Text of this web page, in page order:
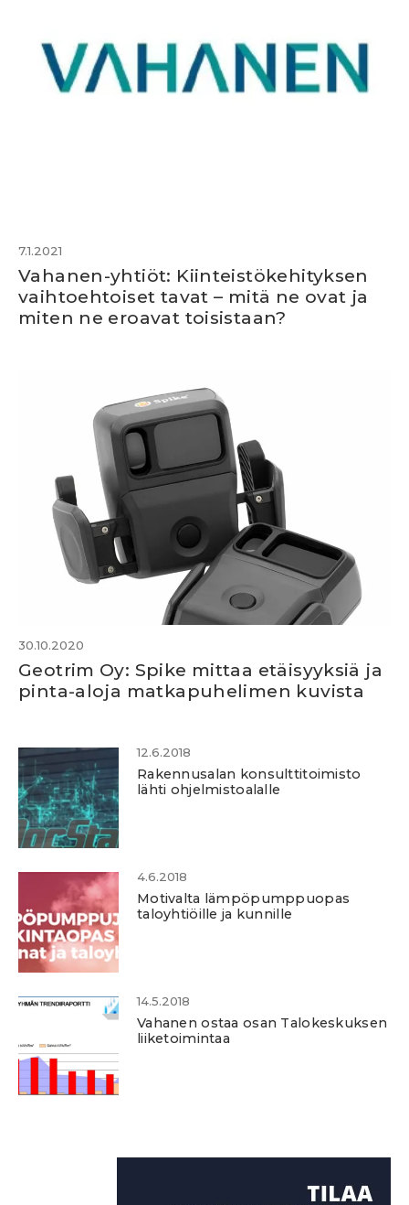
7.1.2021
Vahanen-yhtiöt: Kiinteistökehityksen
vaihtoehtoiset tavat – mitä ne ovat ja
miten ne eroavat toisistaan?
30.10.2020
Geotrim Oy: Spike mittaa etäisyyksiä ja
pinta-aloja matkapuhelimen kuvista
12.6.2018
Rakennusalan konsulttitoimisto
lähti ohjelmistoalalle
4.6.2018
Motivalta lämpöpumppuopas
taloyhtiöille ja kunnille
14.5.2018
Vahanen ostaa osan Talokeskuksen
liiketoimintaa